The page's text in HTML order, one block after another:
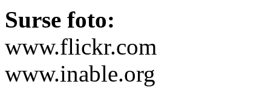
Surse foto:
www.flickr.com
www.inable.org